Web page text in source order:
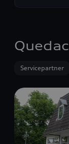
Servicepartner